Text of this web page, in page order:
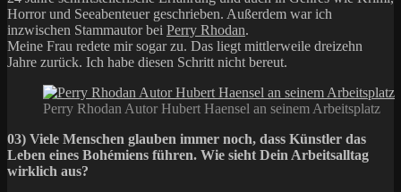
Horror und Seeabenteuer geschrieben. Außerdem war ich
inzwischen Stammautor bei Perry Rhodan.
Meine Frau redete mir sogar zu. Das liegt mittlerweile dreizehn
Jahre zurück. Ich habe diesen Schritt nicht bereut.
Perry Rhodan Autor Hubert Haensel an seinem Arbeitsplatz
03) Viele Menschen glauben immer noch, dass Künstler das
Leben eines Bohémiens führen. Wie sieht Dein Arbeitsalltag
wirklich aus?